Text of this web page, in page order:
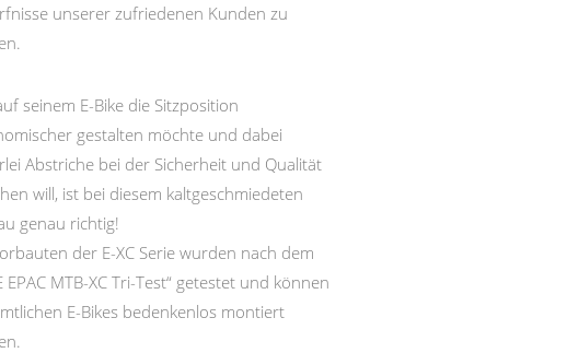
unserer zufriedenen Kunden zu
seinem E-Bike die Sitzposition
gestalten möchte und dabei
Abstriche bei der Sicherheit und Qualität
will, ist bei diesem kaltgeschmiedeten
genau richtig!
der E-XC Serie wurden nach dem
EPAC MTB-XC Tri-Test“ getestet und können
E-Bikes bedenkenlos montiert